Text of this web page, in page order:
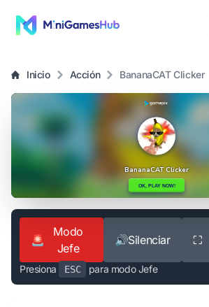
Inicio Acción BananaCAT Clicker
🚨
Modo
Jefe
🔊Silenciar ⛶
Presiona ESC para modo Jefe